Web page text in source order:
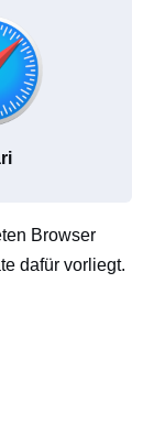
Browser
dafür vorliegt.